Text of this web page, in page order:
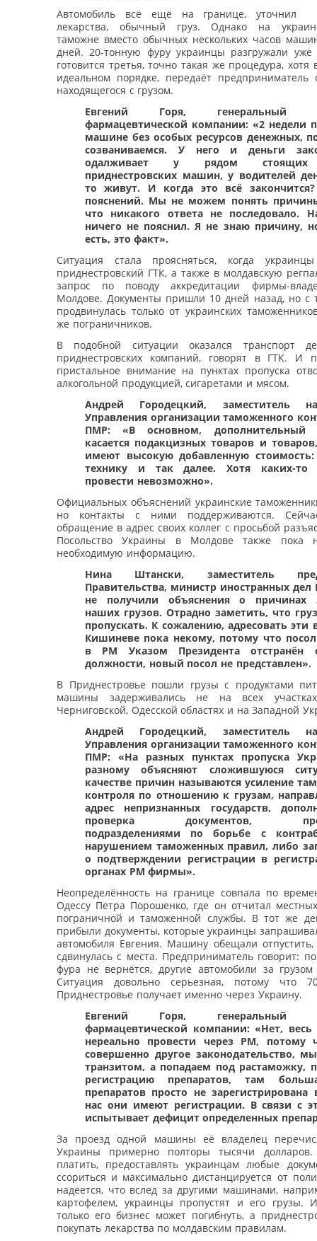
Автомобиль всё ещё на границе, уточнил
лекарства, обычный груз. Однако на
таможне вместо обычных нескольких часов
дней. 20-тонную фуру украинцы разгружали
готовится третья, точно такая же процедура, хотя
идеальном порядке, передаёт предприниматель
находящегося с грузом.
Евгений Горя, генеральный
фармацевтической компании: «2 недели
машине без особых ресурсов денежных,
созваниваемся. У него и деньги
одалживает у рядом
приднестровских машин, у водителей
то живут. И когда это всё
пояснений. Мы не можем понять
что никакого ответа не последовало.
ничего не пояснил. Я не знаю причину,
есть, это факт».
Ситуация стала проясняться, когда
приднестровский ГТК, а также в молдавскую
запрос по поводу аккредитации фирмы-
Молдове. Документы пришли 10 дней назад, но с
продвинулась только от украинских
же пограничников.
В подобной ситуации оказался транспорт
приднестровских компаний, говорят в ГТК. И
пристальное внимание на пунктах пропуска
алкогольной продукцией, сигаретами и мясом.
Андрей Городецкий, заместитель
Управления организации таможенного
ПМР: «В основном, дополнительный
касается подакцизных товаров и
имеют высокую добавленную
технику и так далее. Хотя каких-то
провести невозможно».
Официальных объяснений украинские
но контакты с ними поддерживаются.
обращение в адрес своих коллег с просьбой
Посольство Украины в Молдове также пока
необходимую информацию.
Нина Штански, заместитель
Правительства, министр иностранных
не получили объяснения о причинах
наших грузов. Отрадно заметить, что
пропускать. К сожалению, адресовать эти
Кишиневе пока некому, потому что
в РМ Указом Президента отстранён
должности, новый посол не представлен».
В Приднестровье пошли грузы с продуктами
машины задерживались не на всех
Черниговской, Одесской областях и на Западной
Андрей Городецкий, заместитель
Управления организации таможенного
ПМР: «На разных пунктах пропуска
разному объясняют сложившуюся
качестве причин называются усиление
контроля по отношению к грузам,
адрес непризнанных государств,
проверка документов,
подразделениями по борьбе с
нарушением таможенных правил, либо
о подтверждении регистрации в
органах РМ фирмы».
Неопределённость на границе совпала по
Одессу Петра Порошенко, где он отчитал
пограничной и таможенной службы. В тот же
прибыли документы, которые украинцы
автомобиля Евгения. Машину обещали
сдвинулась с места. Предприниматель говорит:
фура не вернётся, другие автомобили за грузом
Ситуация довольно серьезная, потому что
Приднестровье получает именно через Украину.
Евгений Горя, генеральный
фармацевтической компании: «Нет, весь
нереально провести через РМ,
совершенно другое законодательство,
транзитом, а попадаем под растаможку,
регистрацию препаратов, там
препаратов просто не
нас они имеют регистрации. В связи с
испытывает дефицит определенных
За проезд одной машины её владелец
Украины примерно полторы тысячи долларов.
платить, предоставлять украинцам любые
ссориться и максимально дистанцируется от
надеется, что вслед за другими машинами,
картофелем, украинцы пропустят и его грузы.
только его бизнес может погибнуть, а
покупать лекарства по молдавским правилам.